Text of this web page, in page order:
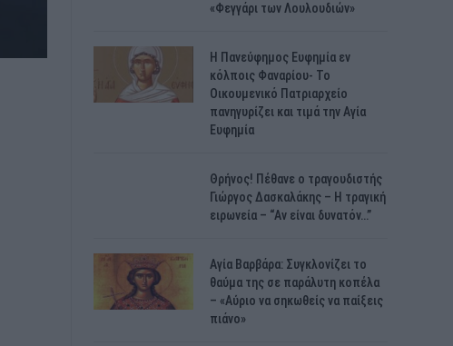
«Φεγγάρι των Λουλουδιών»
H Πανεύφημος Ευφημία εν
κόλποις Φαναρίου- Το
Οικουμενικό Πατριαρχείο
πανηγυρίζει και τιμά την Αγία
Ευφημία
Θρήνος! Πέθανε ο τραγουδιστής
Γιώργος Δασκαλάκης – Η τραγική
ειρωνεία – “Αν είναι δυνατόν…”
Αγία Βαρβάρα: Συγκλονίζει το
θαύμα της σε παράλυτη κοπέλα
– «Αύριο να σηκωθείς να παίξεις
πιάνο»